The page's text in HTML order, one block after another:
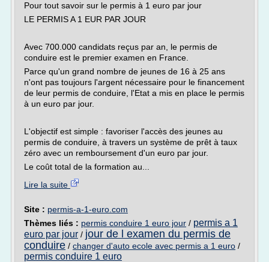
Pour tout savoir sur le permis à 1 euro par jour
LE PERMIS A 1 EUR PAR JOUR
Avec 700.000 candidats reçus par an, le permis de
conduire est le premier examen en France.
Parce qu'un grand nombre de jeunes de 16 à 25 ans
n'ont pas toujours l'argent nécessaire pour le financement
de leur permis de conduire, l'Etat a mis en place le permis
à un euro par jour.
L'objectif est simple : favoriser l'accès des jeunes au
permis de conduire, à travers un système de prêt à taux
zéro avec un remboursement d'un euro par jour.
Le coût total de la formation au...
Lire la suite
Site : permis-a-1-euro.com
Thèmes liés : permis conduire 1 euro jour / permis a 1
euro par jour / jour de l examen du permis de
conduire / changer d'auto ecole avec permis a 1 euro /
permis conduire 1 euro